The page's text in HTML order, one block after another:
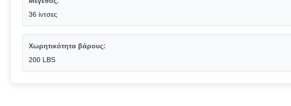
36 ίντσες
Χωρητικότητα βάρους:
200 LBS